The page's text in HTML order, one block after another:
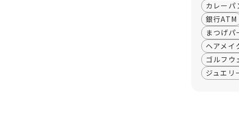
カレーパ
銀行ATM
まつげパ
ヘアメイ
ゴルフウ
ジュエリ